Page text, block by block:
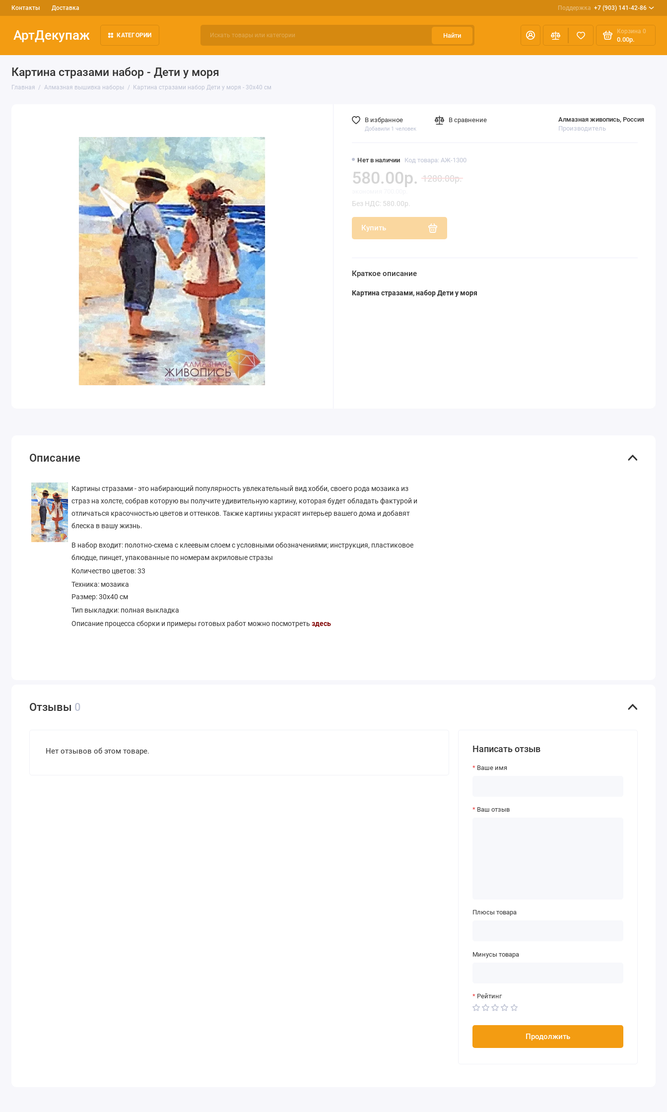
Контакты Доставка Поддержка +7 (903) 141-42-86
АртДекупаж КАТЕГОРИИ Найти
Корзина 0
0.00р.
Картина стразами набор - Дети у моря
Главная Алмазная вышивка наборы Картина стразами набор Дети у моря - 30х40 см
Нет в наличии Код товара: АЖ-1300
Алмазная живопись, Россия
Производитель
580.00р. 1280.00р.
Без НДС: 580.00р.
Купить
В избранное
Добавили 1 человек
В сравнение
Краткое описание
Картина стразами, набор Дети у моря
Описание
Картины стразами - это набирающий популярность увлекательный вид хобби, своего рода мозаика из
страз на холсте, собрав которую вы получите удивительную картину, которая будет обладать фактурой и
отличаться красочностью цветов и оттенков. Также картины украсят интерьер вашего дома и добавят
блеска в вашу жизнь.
В набор входит: полотно-схема с клеевым слоем с условными обозначениями; инструкция, пластиковое
блюдце, пинцет, упакованные по номерам акриловые стразы
Количество цветов: 33
Техника: мозаика
Размер:30х40см
Тип выкладки: полная выкладка
Описание процесса сборки и примеры готовых работ можно посмотретьздесь
Отзывы 0
Нет отзывов об этом товаре. Написать отзыв
Ваше имя
Ваш отзыв
Плюсы товара
Минусы товара
Рейтинг
Продолжить